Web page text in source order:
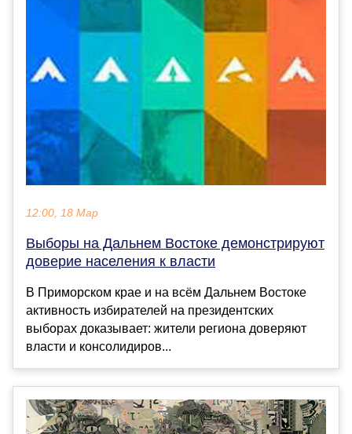
12:00, 18 Мар
Выборы на Дальнем Востоке демонстрируют
доверие населения к власти
В Приморском крае и на всём Дальнем Востоке
активность избирателей на президентских
выборах доказывает: жители региона доверяют
власти и консолидиров...